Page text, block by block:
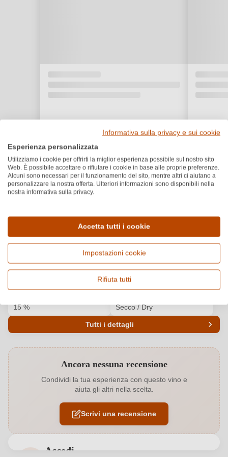
Dettagli del prodotto
Paese e regione
Vitigno e tipologia
Barbera, Vino rosso
Origine
Qualità
DOCG
15 %
Secco / Dry
Tutti i dettagli
Annata 2016
Colore dell'uva Rosso
Contenuto di alcol 15 %
Ancora nessuna recensione
Condividi la tua esperienza con questo vino e
aiuta gli altri nella scelta.
Scrivi una recensione
Accedi
Informativa sulla privacy e sui cookie
Esperienza personalizzata
Utilizziamo i cookie per offrirti la miglior esperienza possibile sul nostro sito
Web. È possibile accettare o rifiutare i cookie in base alle proprie preferenze.
Alcuni sono necessari per il funzionamento del sito, mentre altri ci aiutano a
personalizzare la nostra offerta. Ulteriori informazioni sono disponibili nella
nostra informativa sulla privacy.
Accetta tutti i cookie
Impostazioni cookie
Rifiuta tutti